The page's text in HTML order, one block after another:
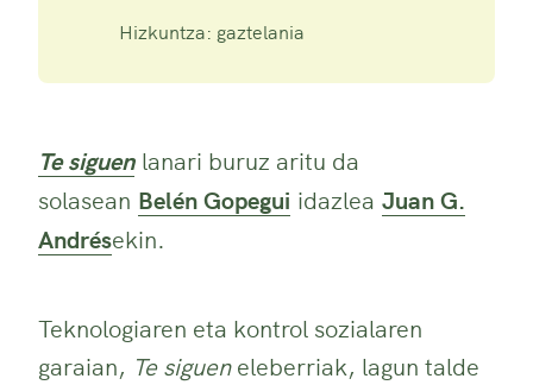
Hizkuntza: gaztelania
Te siguenlanari buruz aritu da
solasean Belén Gopegui idazlea Juan G.
Andrésekin.
Teknologiaren eta kontrol sozialaren
garaian, Te sigueneleberriak, lagun talde